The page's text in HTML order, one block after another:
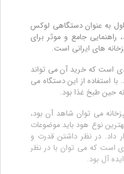
اول به عنوان دستگاهی لوکس
جامع و موثر برای
های ایرانی است.
است که خرید آن می تواند
با استفاده از این دستگاه می
حین طبخ غذا بود.
می توان شاهد آن بود،
نوع هود باید موضوعات
داد. در نظر داشتن قدرت و
است که می توان با در نظر
آل بود.